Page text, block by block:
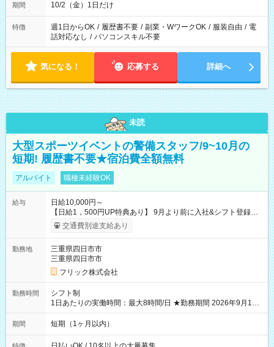
期間 10/2（金）1日だけ
特徴 週1日からOK / 履歴書不要 / 副業・WワークOK / 服装自由 / 電
話対応なし / パソコンスキル不要
気になる！ 応募する 詳細へ
未読
大型スポーツイベントの警備スタッフ/9~10月の
短期! 履歴書不要★宿泊費全額無料
アルバイト 職種未経験OK
給与
日給10,000円～
【日給1，500円UP特典あり】 9月より前に入社&シフト登録す
ると 期間中(9/16~10/23) の日給がUP! 日給1万1500円でしっか
り稼げます♪ 【試用期間】試用期間なし
交通費別途支給あり
勤務地
三重県四日市市
三重県四日市市
フリック株式会社
勤務時間
シフト制
1日あたりの実働時間：最大8時間/日 ★勤務期間 2026年9月16
日~2026年10月23日 短期勤務OK! 期間中フル勤務できる方優遇
※週3~5日勤務(勤務日数応相談) ※期間前から勤務スタートも可
り ※夜勤シフトあり
期間 短期（1ヶ月以内）